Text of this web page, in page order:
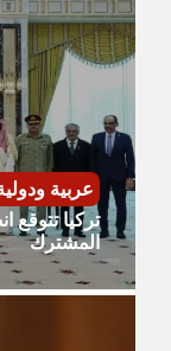
عربية
تركيا تتوقع
المشترك